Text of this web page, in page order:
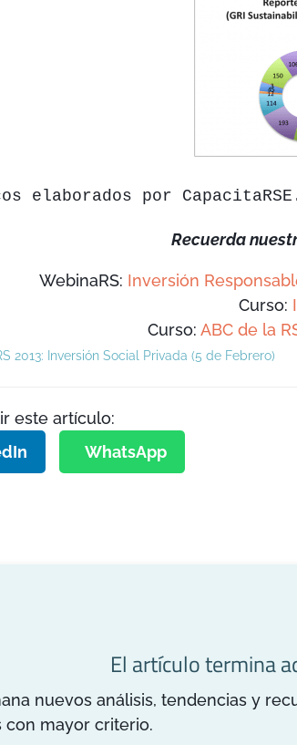
elaborados por
Recuerda
WebinaRS: Inversión
Curso:
Curso: ABC de la
2013: Inversión Social Privada (5 de Febrero)
este artículo:
WhatsApp
El artículo termina
nuevos análisis, tendencias y
con mayor criterio.